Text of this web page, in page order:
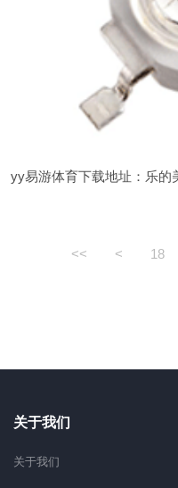
yy易游体育下载地址：乐的
<< < 18
关于我们
关于我们